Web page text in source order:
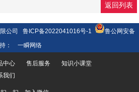
返回列表
限公司鲁ICP备2022041016号-1
鲁公网安备
： 一瞬网络
中心 售后服务
知识小课堂
我们